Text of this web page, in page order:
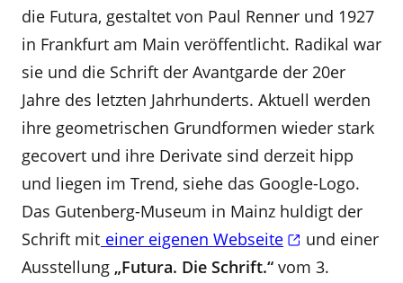
die Futura, gestaltet von Paul Renner und 1927
in Frankfurt am Main veröffentlicht. Radikal war
sie und die Schrift der Avantgarde der 20er
Jahre des letzten Jahrhunderts. Aktuell werden
ihre geometrischen Grundformen wieder stark
gecovert und ihre Derivate sind derzeit hipp
und liegen im Trend, siehe das Google-Logo.
Das Gutenberg-Museum in Mainz huldigt der
Schrift mit einer eigenen Webseite
und einer
Ausstellung „Futura. Die Schrift.“ vom 3.